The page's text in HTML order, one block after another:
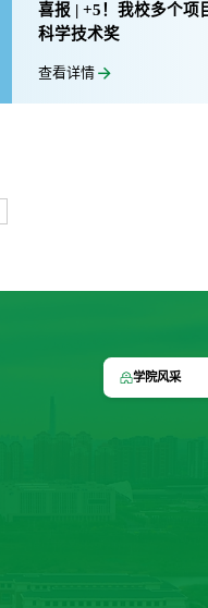
喜报 | +5！我校多个项
科学技术奖
查看详情
学院风采